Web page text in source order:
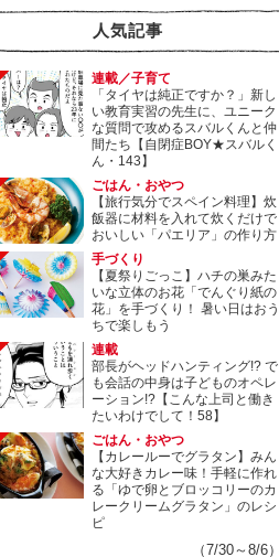
人気記事
連載／子育て
「タイヤは純正ですか？」新し
い教育実習の先生に、ユニーク
な質問で攻めるスバルくんと仲
間たち【自閉症BOY★スバルく
ん・143】
ごはん・おやつ
【旅行気分でスペイン料理】炊
飯器に材料を入れて炊くだけで
おいしい「パエリア」の作り方
手づくり
【夏祭りごっこ】ハチの巣みた
いな立体のお花「でんぐり紙の
花」を手づくり！ 暑い日はおう
ちで楽しもう
連載
部長がヘッドハンティング!? で
も会話の中身は子どものオペレ
ーション!?【こんな上司と働き
たいわけでして！58】
ごはん・おやつ
【カレールーでグラタン】みん
な大好きカレー味！手軽に作れ
る「ゆで卵とブロッコリーのカ
レークリームグラタン」のレシ
ピ
（7/30～8/6）